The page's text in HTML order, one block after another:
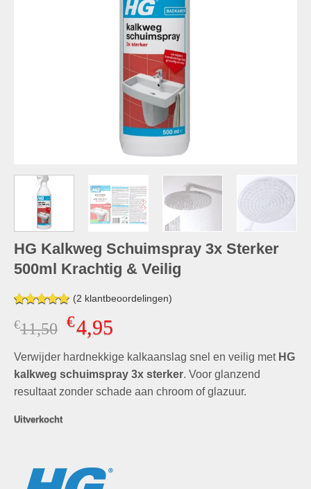
HG Kalkweg Schuimspray 3x Sterker
500ml Krachtig & Veilig
Gewaardeerd
5.00op 5
gebaseerd
waarderingen
(2 klantbeoordelingen)
€11,50 Oorspronkelijke
prijs
was:
€11,50.
€4,95Huidige
is:
€4,95.
Verwijder hardnekkige kalkaanslag snel en veilig met HG
kalkweg schuimspray 3x sterker. Voor glanzend
resultaat zonder schade aan chroom of glazuur.
Uitverkocht